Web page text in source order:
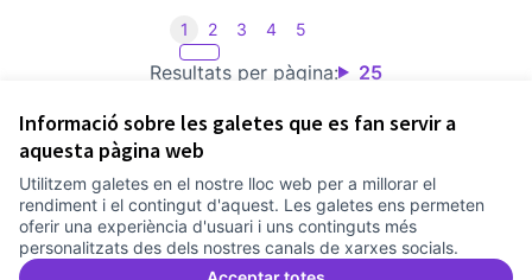
Informació sobre les galetes que es fan servir a
aquesta pàgina web
Utilitzem galetes en el nostre lloc web per a millorar el
rendiment i el contingut d'aquest. Les galetes ens permeten
oferir una experiència d'usuari i uns continguts més
personalitzats des dels nostres canals de xarxes socials.
Resultats per pàgina: 25
1 2 3 4 5
Termes i condicions d'ús
Configuració de les galetes
Comunitat Canòdrom a Facebook
(Link externo)
Comunitat Canòdrom a Instagram
(Link externo)
Comunitat Canòdrom a YouTube
(Link externo)
Català
Triar la llengua Elegir el idiomaChoose language